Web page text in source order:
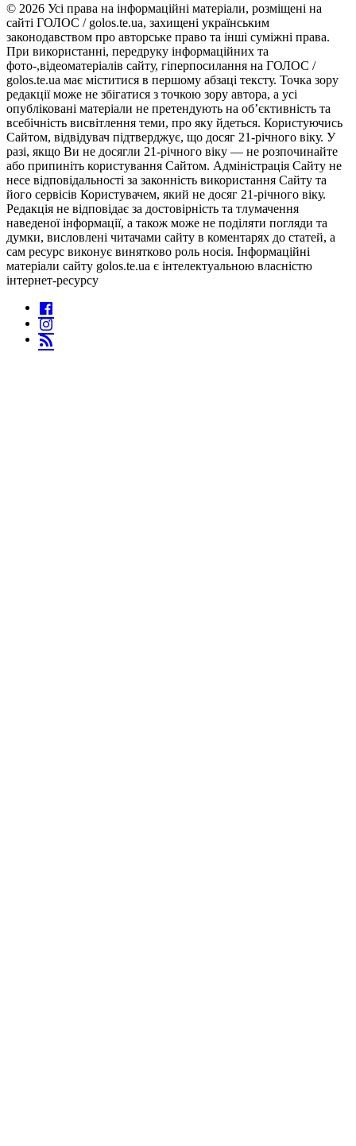
© 2026 Усі права на інформаційні матеріали, розміщені на
сайті ГОЛОС / golos.te.ua, захищені українським
законодавством про авторське право та інші суміжні права.
При використанні, передруку інформаційних та
фото-,відеоматеріалів сайту, гіперпосилання на ГОЛОС /
golos.te.ua має міститися в першому абзаці тексту. Точка зору
редакції може не збігатися з точкою зору автора, а усі
опубліковані матеріали не претендують на об’єктивність та
всебічність висвітлення теми, про яку йдеться. Користуючись
Сайтом, відвідувач підтверджує, що досяг 21-річного віку. У
разі, якщо Ви не досягли 21-річного віку — не розпочинайте
або припиніть користування Сайтом. Адміністрація Сайту не
несе відповідальності за законність використання Сайту та
його сервісів Користувачем, який не досяг 21-річного віку.
Редакція не відповідає за достовірність та тлумачення
наведеної інформації, а також може не поділяти погляди та
думки, висловлені читачами сайту в коментарях до статей, а
сам ресурс виконує винятково роль носія. Інформаційні
матеріали сайту golos.te.ua є інтелектуальною власністю
інтернет-ресурсу